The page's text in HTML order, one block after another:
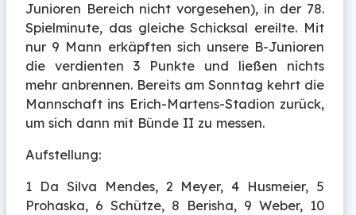
Junioren Bereich nicht vorgesehen), in der 78.
Spielminute, das gleiche Schicksal ereilte. Mit
nur 9 Mann erkäpften sich unsere B-Junioren
die verdienten 3 Punkte und ließen nichts
mehr anbrennen. Bereits am Sonntag kehrt die
Mannschaft ins Erich-Martens-Stadion zurück,
um sich dann mit Bünde II zu messen.
Aufstellung:
1 Da Silva Mendes, 2 Meyer, 4 Husmeier, 5
Prohaska, 6 Schütze, 8 Berisha, 9 Weber, 10